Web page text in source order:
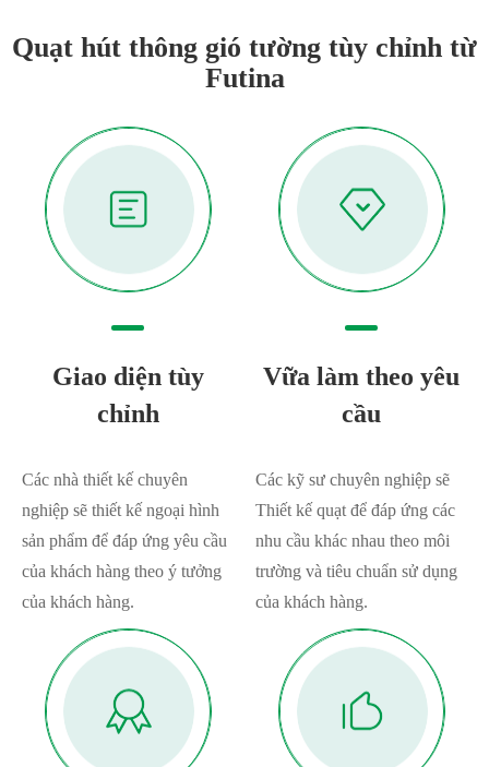
Quạt hút thông gió tường tùy chỉnh từ
Futina
Giao diện tùy
chỉnh
Các nhà thiết kế chuyên
nghiệp sẽ thiết kế ngoại hình
sản phẩm để đáp ứng yêu cầu
của khách hàng theo ý tưởng
của khách hàng.
Vữa làm theo yêu
cầu
Các kỹ sư chuyên nghiệp sẽ
Thiết kế quạt để đáp ứng các
nhu cầu khác nhau theo môi
trường và tiêu chuẩn sử dụng
của khách hàng.